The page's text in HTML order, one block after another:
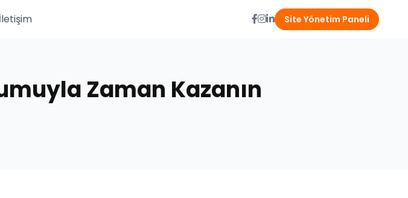
Site Yönetim Paneli
Zaman Kazanın